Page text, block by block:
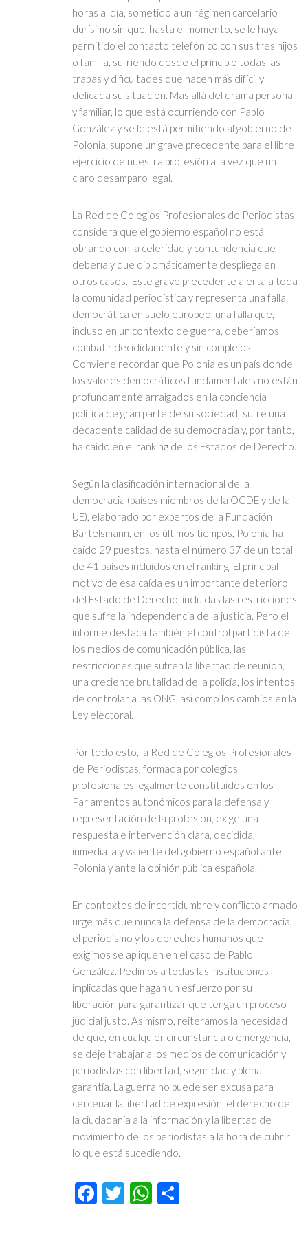
horas al día, sometido a un régimen carcelario
durísimo sin que, hasta el momento, se le haya
permitido el contacto telefónico con sus tres hijos
o familia, sufriendo desde el principio todas las
trabas y dificultades que hacen más difícil y
delicada su situación. Mas allá del drama personal
y familiar, lo que está ocurriendo con Pablo
González y se le está permitiendo al gobierno de
Polonia, supone un grave precedente para el libre
ejercicio de nuestra profesión a la vez que un
claro desamparo legal.
La Red de Colegios Profesionales de Periodistas
considera que el gobierno español no está
obrando con la celeridad y contundencia que
debería y que diplomáticamente despliega en
otros casos. Este grave precedente alerta a toda
la comunidad periodística y representa una falla
democrática en suelo europeo, una falla que,
incluso en un contexto de guerra, deberíamos
combatir decididamente y sin complejos.
Conviene recordar que Polonia es un país donde
los valores democráticos fundamentales no están
profundamente arraigados en la conciencia
política de gran parte de su sociedad; sufre una
decadente calidad de su democracia y, por tanto,
ha caído en el ranking de los Estados de Derecho.
Según la clasificación internacional de la
democracia (países miembros de la OCDE y de la
UE), elaborado por expertos de la Fundación
Bartelsmann, en los últimos tiempos, Polonia ha
caído 29 puestos, hasta el número 37 de un total
de 41 países incluidos en el ranking. El principal
motivo de esa caída es un importante deterioro
del Estado de Derecho, incluidas las restricciones
que sufre la independencia de la justicia. Pero el
informe destaca también el control partidista de
los medios de comunicación pública, las
restricciones que sufren la libertad de reunión,
una creciente brutalidad de la policía, los intentos
de controlar a las ONG, así como los cambios en la
Ley electoral.
Por todo esto, la Red de Colegios Profesionales
de Periodistas, formada por colegios
profesionales legalmente constituidos en los
Parlamentos autonómicos para la defensa y
representación de la profesión, exige una
respuesta e intervención clara, decidida,
inmediata y valiente del gobierno español ante
Polonia y ante la opinión pública española.
En contextos de incertidumbre y conflicto armado
urge más que nunca la defensa de la democracia,
el periodismo y los derechos humanos que
exigimos se apliquen en el caso de Pablo
González. Pedimos a todas las instituciones
implicadas que hagan un esfuerzo por su
liberación para garantizar que tenga un proceso
judicial justo. Asimismo, reiteramos la necesidad
de que, en cualquier circunstancia o emergencia,
se deje trabajar a los medios de comunicación y
periodistas con libertad, seguridad y plena
garantía. La guerra no puede ser excusa para
cercenar la libertad de expresión, el derecho de
la ciudadanía a la información y la libertad de
movimiento de los periodistas a la hora de cubrir
lo que está sucediendo.
Facebook
TwitterWhatsApp